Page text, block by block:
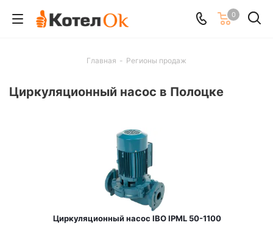
0
Главная - Регионы продаж
Циркуляционный насос в Полоцке
Циркуляционный насос IBO IPML 50-1100